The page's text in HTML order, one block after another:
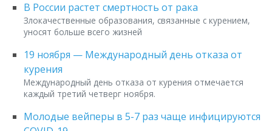
В России растет смертность от рака
Злокачественные образования, связанные с курением,
уносят больше всего жизней
19 ноября — Международный день отказа от
курения
Международный день отказа от курения отмечается
каждый третий четверг ноября.
Молодые вейперы в 5-7 раз чаще инфицируются